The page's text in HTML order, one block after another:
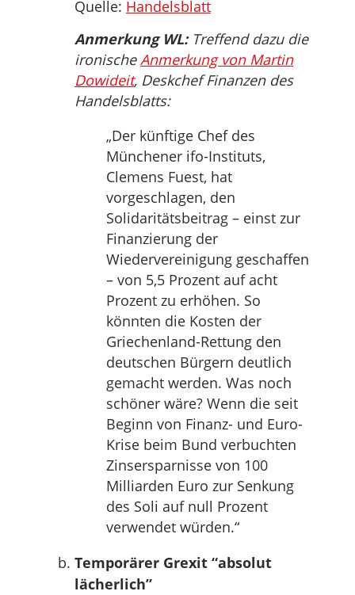
Quelle: Handelsblatt
Anmerkung WL:Treffend dazu die
ironischeAnmerkung von Martin
Dowideit, Deskchef Finanzen des
Handelsblatts:
„Der künftige Chef des
Münchener ifo-Instituts,
Clemens Fuest, hat
vorgeschlagen, den
Solidaritätsbeitrag – einst zur
Finanzierung der
Wiedervereinigung geschaffen
– von 5,5 Prozent auf acht
Prozent zu erhöhen. So
könnten die Kosten der
Griechenland-Rettung den
deutschen Bürgern deutlich
gemacht werden. Was noch
schöner wäre? Wenn die seit
Beginn von Finanz- und Euro-
Krise beim Bund verbuchten
Zinsersparnisse von 100
Milliarden Euro zur Senkung
des Soli auf null Prozent
verwendet würden.“
Temporärer Grexit “absolut
lächerlich”